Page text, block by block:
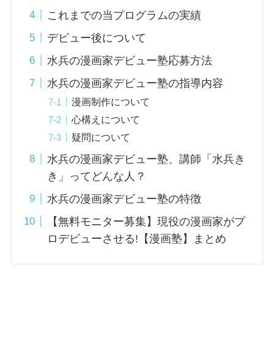
これまでの当プログラムの実績
デビュー後について
水兵の漫画家デビュー塾応募方法
水兵の漫画家デビュー塾の指導内容
漫画制作について
心構えについて
疑問について
水兵の漫画家デビュー塾、講師「水兵き
き」ってどんな人？
水兵の漫画家デビュー塾の特徴
【無料モニター募集】現役の漫画家がプ
ロデビューさせる!【漫画塾】まとめ